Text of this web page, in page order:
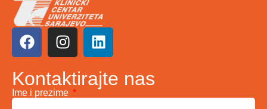
Kontaktirajte nas
Ime i prezime